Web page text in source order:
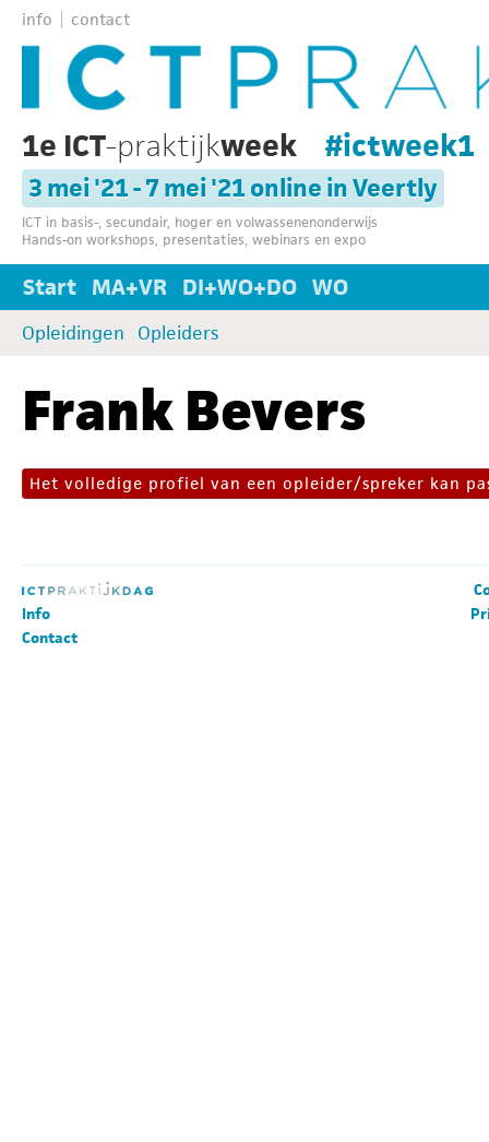
info contact
1e ICT-praktijkweek #ictweek1
3 mei '21 - 7 mei '21 online in Veertly
ICT in basis-, secundair, hoger en volwassenenonderwijs
Hands-on workshops, presentaties, webinars en expo
Start MA+VR DI+WO+DO WO
Opleidingen Opleiders
Frank Bevers
Het volledige profiel van een opleider/spreker kan
Info
Contact